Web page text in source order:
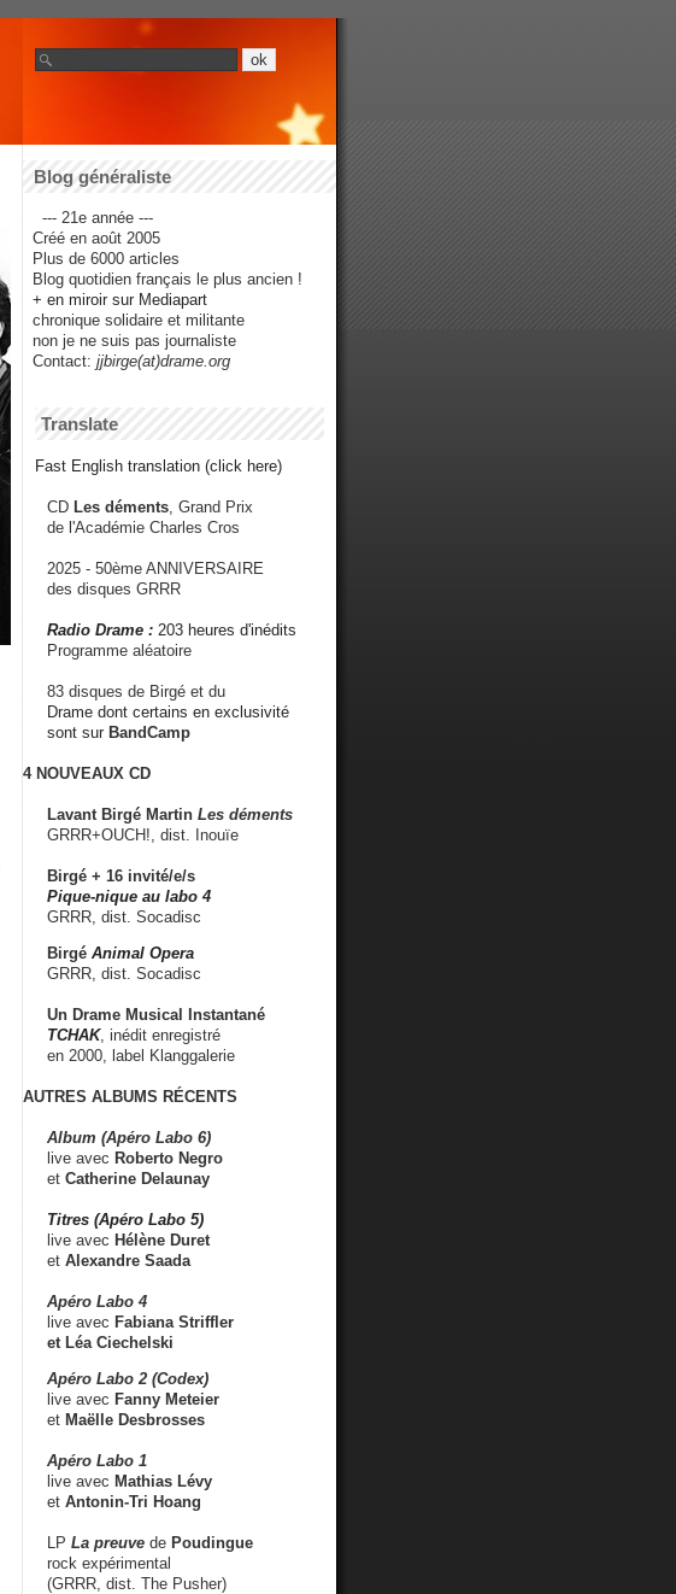
Blog généraliste
--- 21e année ---
Créé en août 2005
Plus de 6000 articles
Blog quotidien français le plus ancien !
+ en miroir sur Mediapart
chronique solidaire et militante
non je ne suis pas journaliste
Contact: jjbirge(at)drame.org
Translate
Fast English translation (click here)
CD Les déments , Grand Prix
de l'Académie Charles Cros
2025 - 50ème ANNIVERSAIRE
des disques GRRR
Radio Drame : 203 heures d'inédits
Programme aléatoire
83 disques de Birgé et du
Drame dont certains en exclusivité
sont sur BandCamp
4 NOUVEAUX CD
Lavant Birgé Martin Les déments
GRRR+OUCH!, dist. Inouïe
Birgé + 16 invité/e/s
Pique-nique au labo 4
GRRR, dist. Socadisc
Birgé Animal Opera
GRRR, dist. Socadisc
Un Drame Musical Instantané
TCHAK, inédit enregistré
en 2000, label Klanggalerie
AUTRES ALBUMS RÉCENTS
Album (Apéro Labo 6)
live avec Roberto Negro
et Catherine Delaunay
Titres (Apéro Labo 5)
live avec Hélène Duret
et Alexandre Saada
Apéro Labo 4
live avec Fabiana Striffler
et Léa Ciechelski
Apéro Labo 2 (Codex)
live avec Fanny Meteier
et Maëlle Desbrosses
Apéro Labo 1
live avec Mathias Lévy
et Antonin-Tri Hoang
LP La preuve de Poudingue
rock expérimental
(GRRR, dist. The Pusher)